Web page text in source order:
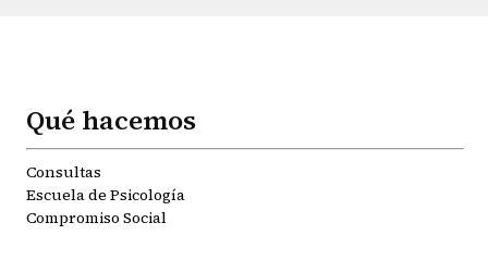
Qué hacemos
Consultas
Escuela de Psicología
Compromiso Social